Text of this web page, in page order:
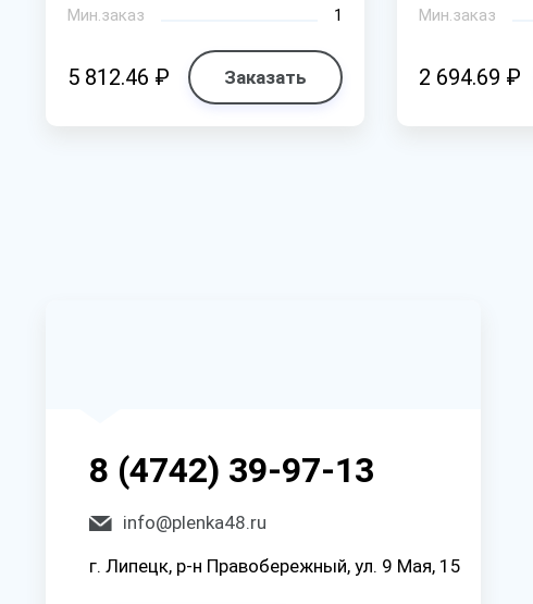
Мин.заказ
1
5 812.46 ₽ Заказать
Мин.заказ
2 694.69 ₽
8 (4742) 39-97-13
info@plenka48.ru
г. Липецк, р-н Правобережный, ул. 9 Мая, 15